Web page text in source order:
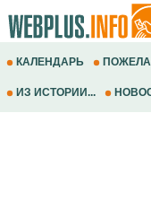
КАЛЕНДАРЬ
ИЗ ИСТОРИИ...